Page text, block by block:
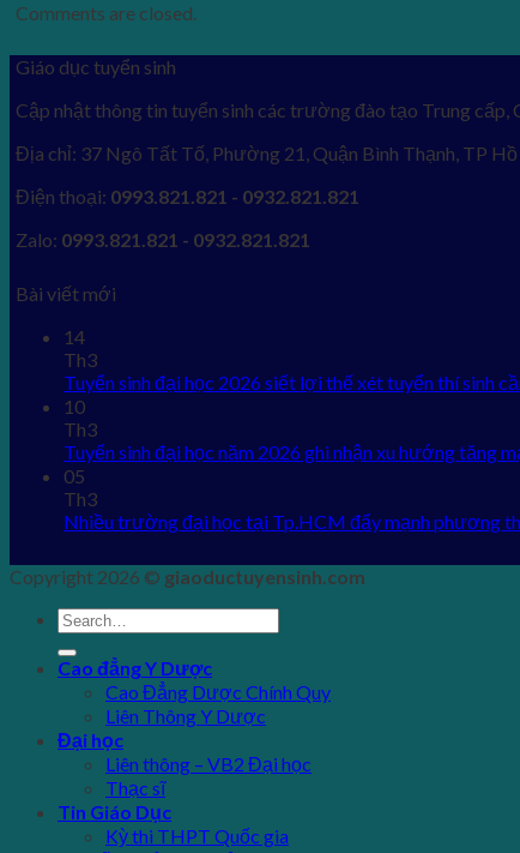
Comments are closed.
Giáo dục tuyển sinh
Cập nhật thông tin tuyển sinh các trường đào tạo Trung
Địa chỉ: 37 Ngô Tất Tố, Phường 21, Quận Bình Thạnh, TP
Điện thoại: 0993.821.821 - 0932.821.821
Zalo: 0993.821.821 - 0932.821.821
Bài viết mới
14
Th3
Tuyển sinh đại học 2026 siết lợi thế xét tuyển thí sinh
10
Th3
Tuyển sinh đại học năm 2026 ghi nhận xu hướng tăng
05
Th3
Nhiều trường đại học tại Tp.HCM đẩy mạnh phương
Copyright 2026 © giaoductuyensinh.com
Cao đẳng Y Dược
Cao Đẳng Dược Chính Quy
Liên Thông Y Dược
Đại học
Liên thông – VB2 Đại học
Thạc sĩ
Tin Giáo Dục
Kỳ thi THPT Quốc gia